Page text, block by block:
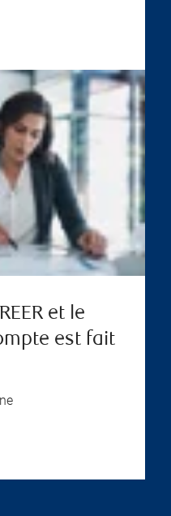
et le
est fait